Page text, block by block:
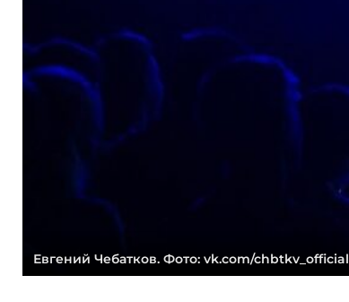
Евгений Чебатков. Фото: vk.com/chbtkv_official